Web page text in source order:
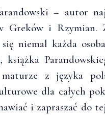
– autor
Greków i Rzymian.
niemal każda
z języka
dla całych
i zapraszać do